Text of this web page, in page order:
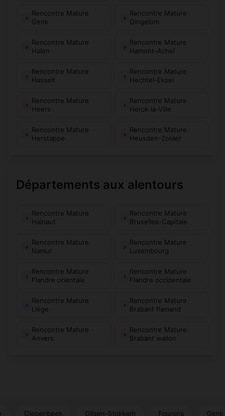
Rencontre Mature
Genk
Rencontre Mature
Gingelom
Rencontre Mature
Halen
Rencontre Mature
Hamont-Achel
Rencontre Mature
Hasselt
Rencontre Mature
Hechtel-Eksel
Rencontre Mature
Heers
Rencontre Mature
Herck-la-Ville
Rencontre Mature
Herstappe
Rencontre Mature
Heusden-Zolder
Départements aux alentours
Rencontre Mature
Hainaut
Rencontre Mature
Bruxelles-Capitale
Rencontre Mature
Namur
Rencontre Mature
Luxembourg
Rencontre Mature
Flandre orientale
Rencontre Mature
Flandre occidentale
Rencontre Mature
Liège
Rencontre Mature
Brabant flamand
Rencontre Mature
Anvers
Rencontre Mature
Brabant wallon
Dilsen-Stokkem Fourons Genk